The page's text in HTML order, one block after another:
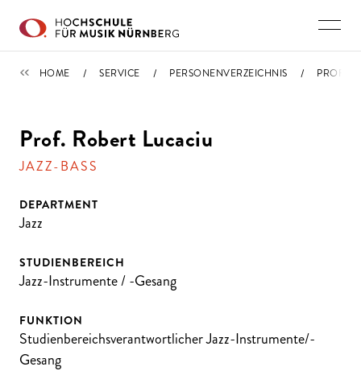
PERSONENVERZEICHNIS
HOME SERVICE PERSONENVERZEICHNIS PROFIL
Prof. Robert Lucaciu
JAZZ-BASS
DEPARTMENT
Jazz
STUDIENBEREICH
Jazz-Instrumente / -Gesang
FUNKTION
Studienbereichsverantwortlicher Jazz-Instrumente/-
Gesang